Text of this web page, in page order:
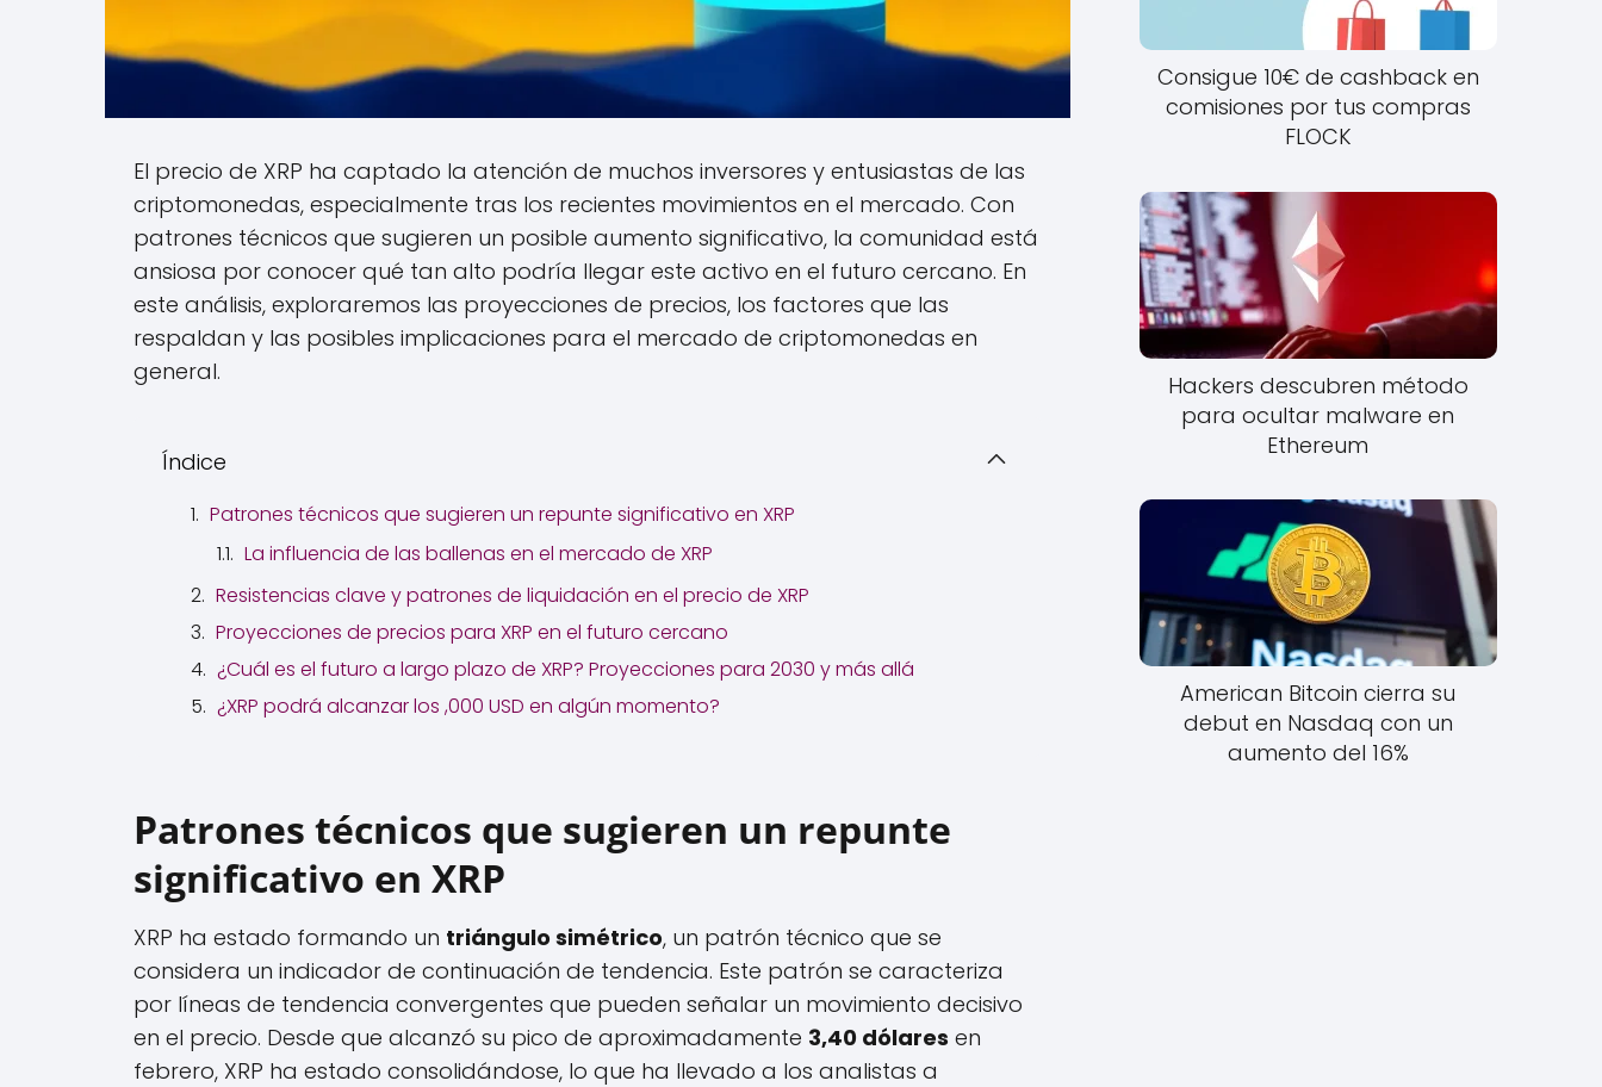
El precio de XRP ha captado la atención de muchos inversores y entusiastas de las
criptomonedas, especialmente tras los recientes movimientos en el mercado. Con
patrones técnicos que sugieren un posible aumento significativo, la comunidad está
ansiosa por conocer qué tan alto podría llegar este activo en el futuro cercano. En
este análisis, exploraremos las proyecciones de precios, los factores que las
respaldan y las posibles implicaciones para el mercado de criptomonedas en
general.
Índice
Patrones técnicos que sugieren un repunte significativo en XRP
La influencia de las ballenas en el mercado de XRP
Resistencias clave y patrones de liquidación en el precio de XRP
Proyecciones de precios para XRP en el futuro cercano
¿Cuál es el futuro a largo plazo de XRP? Proyecciones para 2030 y más allá
¿XRP podrá alcanzar los ,000 USD en algún momento?
Patrones técnicos que sugieren un repunte
significativo en XRP
XRP ha estado formando un triángulo simétrico, un patrón técnico que se
considera un indicador de continuación de tendencia. Este patrón se caracteriza
por líneas de tendencia convergentes que pueden señalar un movimiento decisivo
en el precio. Desde que alcanzó su pico de aproximadamente 3,40 dólares en
febrero, XRP ha estado consolidándose, lo que ha llevado a los analistas a
Consigue 10€ de cashback en
comisiones por tus compras
FLOCK
Hackers descubren método
para ocultar malware en
Ethereum
American Bitcoin cierra su
debut en Nasdaq con un
aumento del 16%